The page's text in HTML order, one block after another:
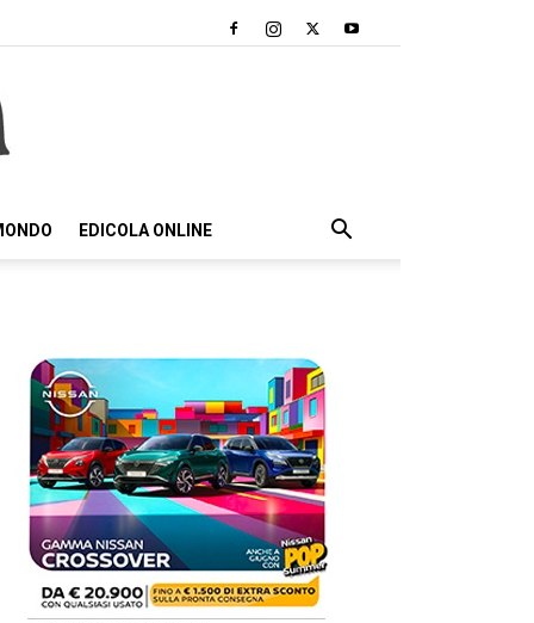
EDICOLA ONLINE